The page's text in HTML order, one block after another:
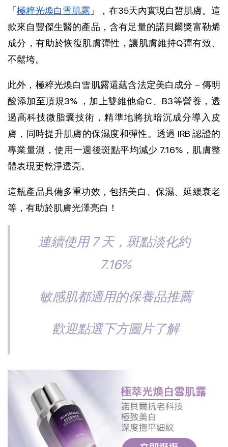
「極粹光煥白雪肌露 」，在35天內實現白皙肌膚。這
款來自豐傑生醫的產品，含有足量的諾貝爾獎富勒烯
成分，有助於恢復肌膚彈性，讓肌膚維持Q彈有致、
不鬆垮。
此外，極粹光煥白雪肌露還蘊含法定美白成分－傳明
酸添加至頂規3% ，加上雙維他命C、B3等營養，透
過高科技微脂囊技術，精準地將抗暗沉成分導入皮
膚，同時提升肌膚的保濕度和彈性。透過 IRB 認證的
專業量測，使用一週後斑點平均減少 7.16%，肌膚整
體表現更乾淨透亮。
這瓶產品具備多重功效，包括美白、保濕、延緩衰老
等，有助於肌膚光澤亮白！
連續使用 7 天，斑點淡化約
7.16%
敏感肌都適用的保養品推薦
歡迎點選下方圖片了解